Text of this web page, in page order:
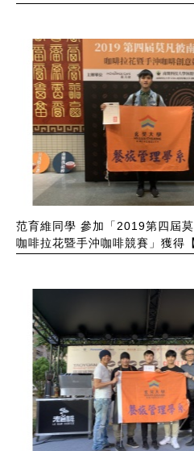
范育維同學 參加「2019第四屆
咖啡拉花暨手沖咖啡競賽」獲得